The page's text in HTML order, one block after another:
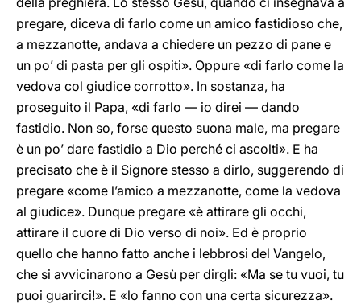
pregare, diceva di farlo come un amico fastidioso che,
a mezzanotte, andava a chiedere un pezzo di pane e
un po’ di pasta per gli ospiti». Oppure «di farlo come la
vedova col giudice corrotto». In sostanza, ha
proseguito il Papa, «di farlo — io direi — dando
fastidio. Non so, forse questo suona male, ma pregare
è un po’ dare fastidio a Dio perché ci ascolti». E ha
precisato che è il Signore stesso a dirlo, suggerendo di
pregare «come l’amico a mezzanotte, come la vedova
al giudice». Dunque pregare «è attirare gli occhi,
attirare il cuore di Dio verso di noi». Ed è proprio
quello che hanno fatto anche i lebbrosi del Vangelo,
che si avvicinarono a Gesù per dirgli: «Ma se tu vuoi, tu
puoi guarirci!». E «lo fanno con una certa sicurezza».